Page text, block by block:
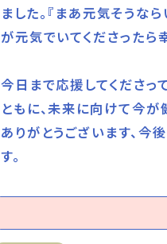
ました。『まあ元気そうな
が元気でいてくださったら
今日まで応援してくださ
ともに、未来に向けて今が
ありがとうございます、今
す。